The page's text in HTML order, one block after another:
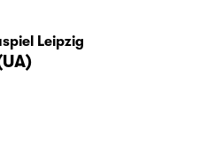
Leipzig